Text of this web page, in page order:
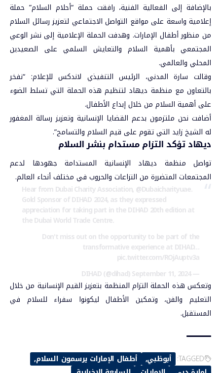
بالإضافة إلى الفعالية الفنية، رافقت حملة “أحلام السلام” حملة
إعلامية واسعة على مواقع التواصل الاجتماعي لتعزيز رسائل السلام
من منظور أطفال الإمارات. وهدفت الحملة الإعلامية إلى نشر الوعي
المجتمعي بأهمية السلام والتعايش السلمي على الصعيدين
المحلي والعالمي.
وقالت سارة المدني، الرئيس التنفيذي لاندكس للإعلام: “نفخر
بالتعاون مع منظمة ديهاد لتنظيم هذه الحملة التي تسلط الضوء
على أهمية السلام من خلال إبداع الأطفال.
أضافت نحن ملتزمون بدعم القضايا الإنسانية وتعزيز رسالة المغفور
له الشيخ زايد التي تقوم على قيم السلام والتسامح”.
ديهاد تؤكد التزام مستدام بنشر السلام
تواصل منظمة ديهاد الإنسانية المستدامة جهودها لدعم
المجتمعات المتضررة من النزاعات والحروب في مختلف أنحاء العالم.
Hear from Dubai Charity Association,@Dubaicharityuae.
Gold Sponsor of DIHAD 2024, as they expressed
appreciation for taking part in the DIHAD 20th edition at
the Dubai World Trade Centre.
Don't miss out on the opportunity to be part of the
transformative experience at DIHAD…
pic.twitter.com/ROjAuptv3a
— DIHAD (@dihad)
September 11, 2024
وتعكس هذه الحملة التزام المنظمة بتعزيز القيم الإنسانية من خلال
التعليم والفن، وتمكين الأطفال ليكونوا سفراء للسلام في
المستقبل.
TAGGED: أبوظبي
أطفال الإمارات يرسمون السلام